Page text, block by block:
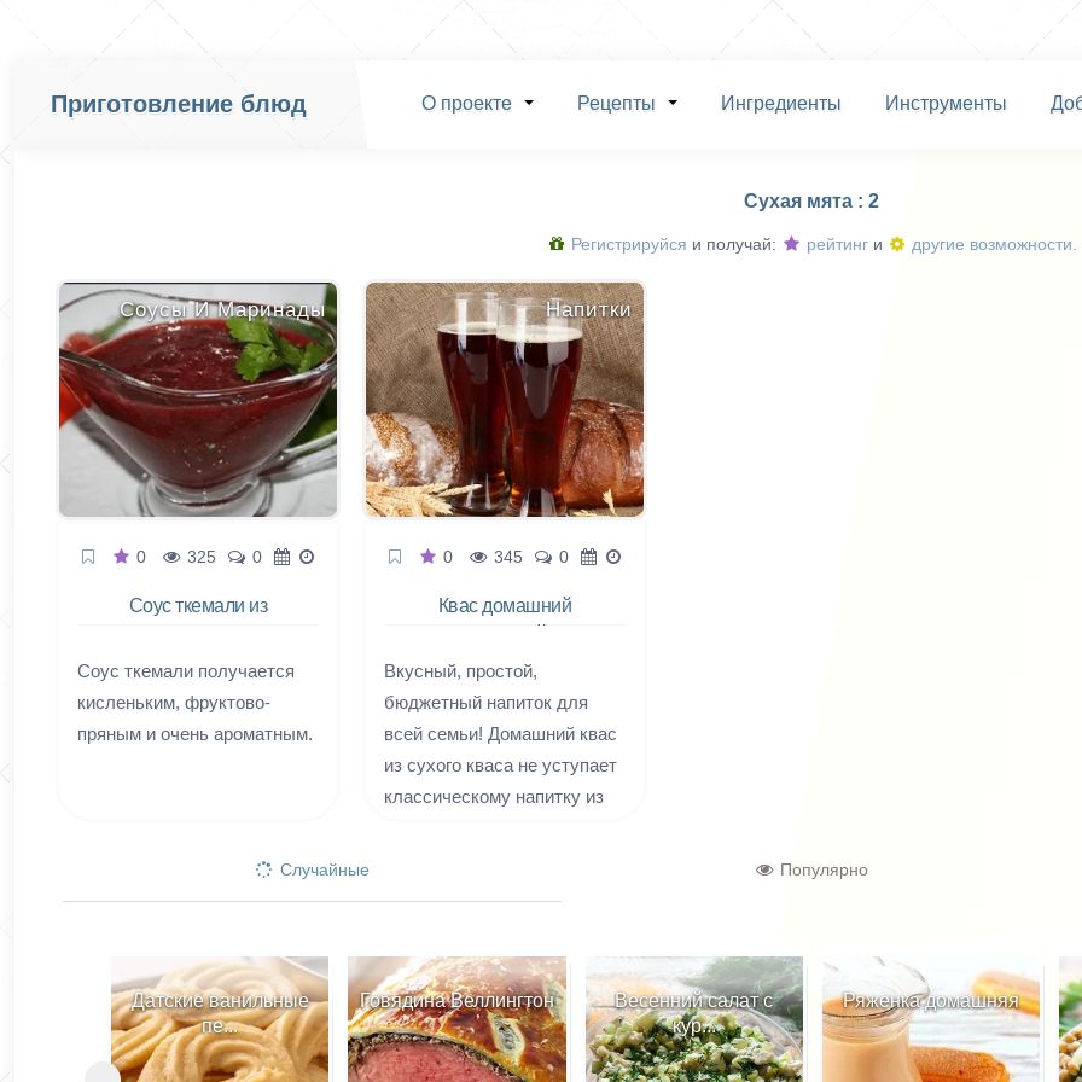
Приготовление блюд О проекте Рецепты Ингредиенты Инструменты
Сухая мята : 2
Регистрируйся и получай: рейтинги другие возможности.
Соусы И Маринады
0 325 0
Соус ткемали из
Соус ткемали получается
кисленьким, фруктово-
пряным и очень ароматным.
Напитки
0 345 0
Квас домашний
Вкусный, простой,
бюджетный напиток для
всей семьи! Домашний квас
из сухого кваса не уступает
классическому напитку из
ребёнок! Изюм,
добавленный к готовой
смеси, придаст сухому
квасу острую нотку.
Случайные Популярно
Датские ванильные
пе...
Говядина Веллингтон
Весенний салат с
кур...
Ряженка домашняя